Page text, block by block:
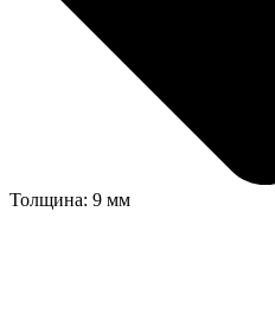
Толщина: 9 мм